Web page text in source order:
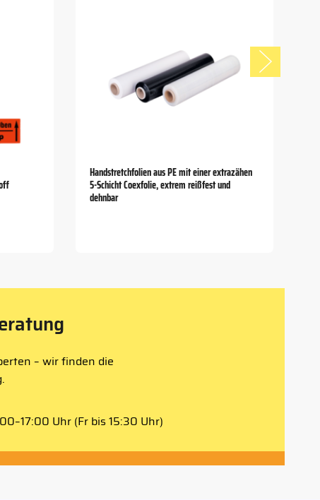
Handstretchfolien aus PE mit einer extrazähen
5-Schicht Coexfolie, extrem reißfest und
dehnbar
– wir finden die
Uhr (Fr bis 15:30 Uhr)